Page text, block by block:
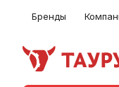
Бренды